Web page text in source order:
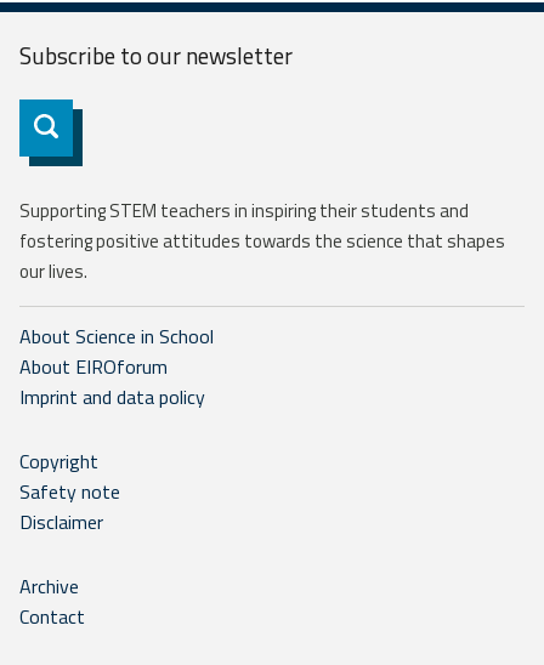
Subscribe to ournewsletter
Subscribe
Supporting STEM teachers in inspiring their students and
fostering positive attitudes towards the science that shapes
our lives.
About Science in School
About EIROforum
Imprint and data policy
Copyright
Safety note
Disclaimer
Archive
Contact